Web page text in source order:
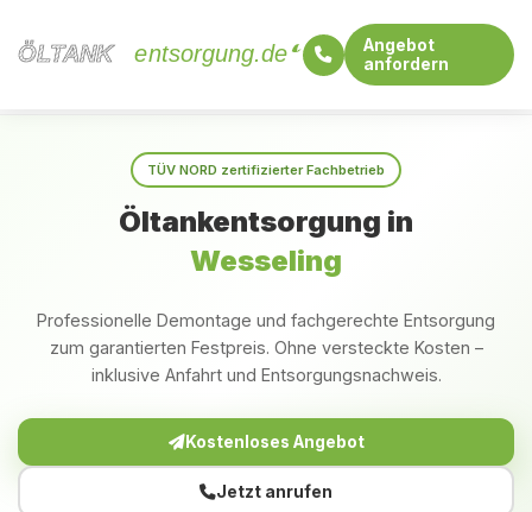
ÖLTANK
ÖLTANK entsorgung.de
Angebot
anfordern
TÜV NORD zertifizierter Fachbetrieb
Öltankentsorgung in
Wesseling
Professionelle Demontage und fachgerechte Entsorgung
zum garantierten Festpreis. Ohne versteckte Kosten –
inklusive Anfahrt und Entsorgungsnachweis.
Kostenloses Angebot
Jetzt anrufen